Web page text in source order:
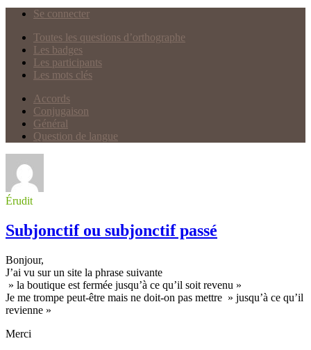
Se connecter
Toutes les questions d’orthographe
Les badges
Les participants
Les mots clés
Accords
Conjugaison
Général
Question de langue
Érudit
Subjonctif ou subjonctif passé
Bonjour,
J’ai vu sur un site la phrase suivante
» la boutique est fermée jusqu’à ce qu’il soit revenu »
Je me trompe peut-être mais ne doit-on pas mettre » jusqu’à ce qu’il
revienne »
Merci